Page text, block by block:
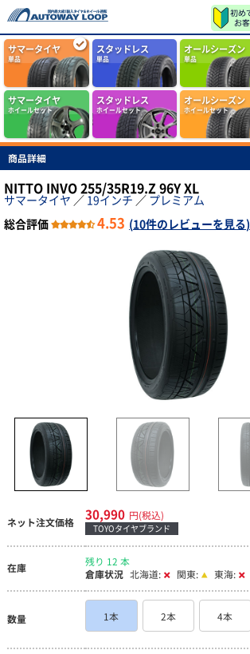
サマータイヤ
単品
スタッドレス
単品
オールシーズン
単品
サマータイヤ
ホイールセット
スタッドレス
ホイールセット
オールシーズン
ホイールセット
商品詳細
NITTO INVO 255/35R19.Z 96Y XL
サマータイヤ ／ 19インチ ／ プレミアム
総合評価
4.53 (10件のレビューを見る)
ネット注文価格 30,990 円(税込)
TOYOタイヤブランド
在庫
残り 12 本
倉庫状況 北海道: 関東: 東海:
数量 1本 2本 4本